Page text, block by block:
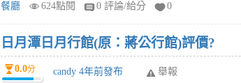
餐廳 624點閱 0 評論/給分 0
日月潭日月行館(原：蔣公行館)評價?
0.0分 candy 4年前發布 舉報